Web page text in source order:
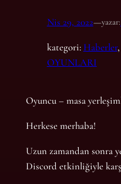
Nis 29, 2022—yazar:
kategori: Haberler,
OYUNLARI
Oyuncu – masa
Herkese merhaba!
Uzun zamandan sonra
Discord etkinliğiyle